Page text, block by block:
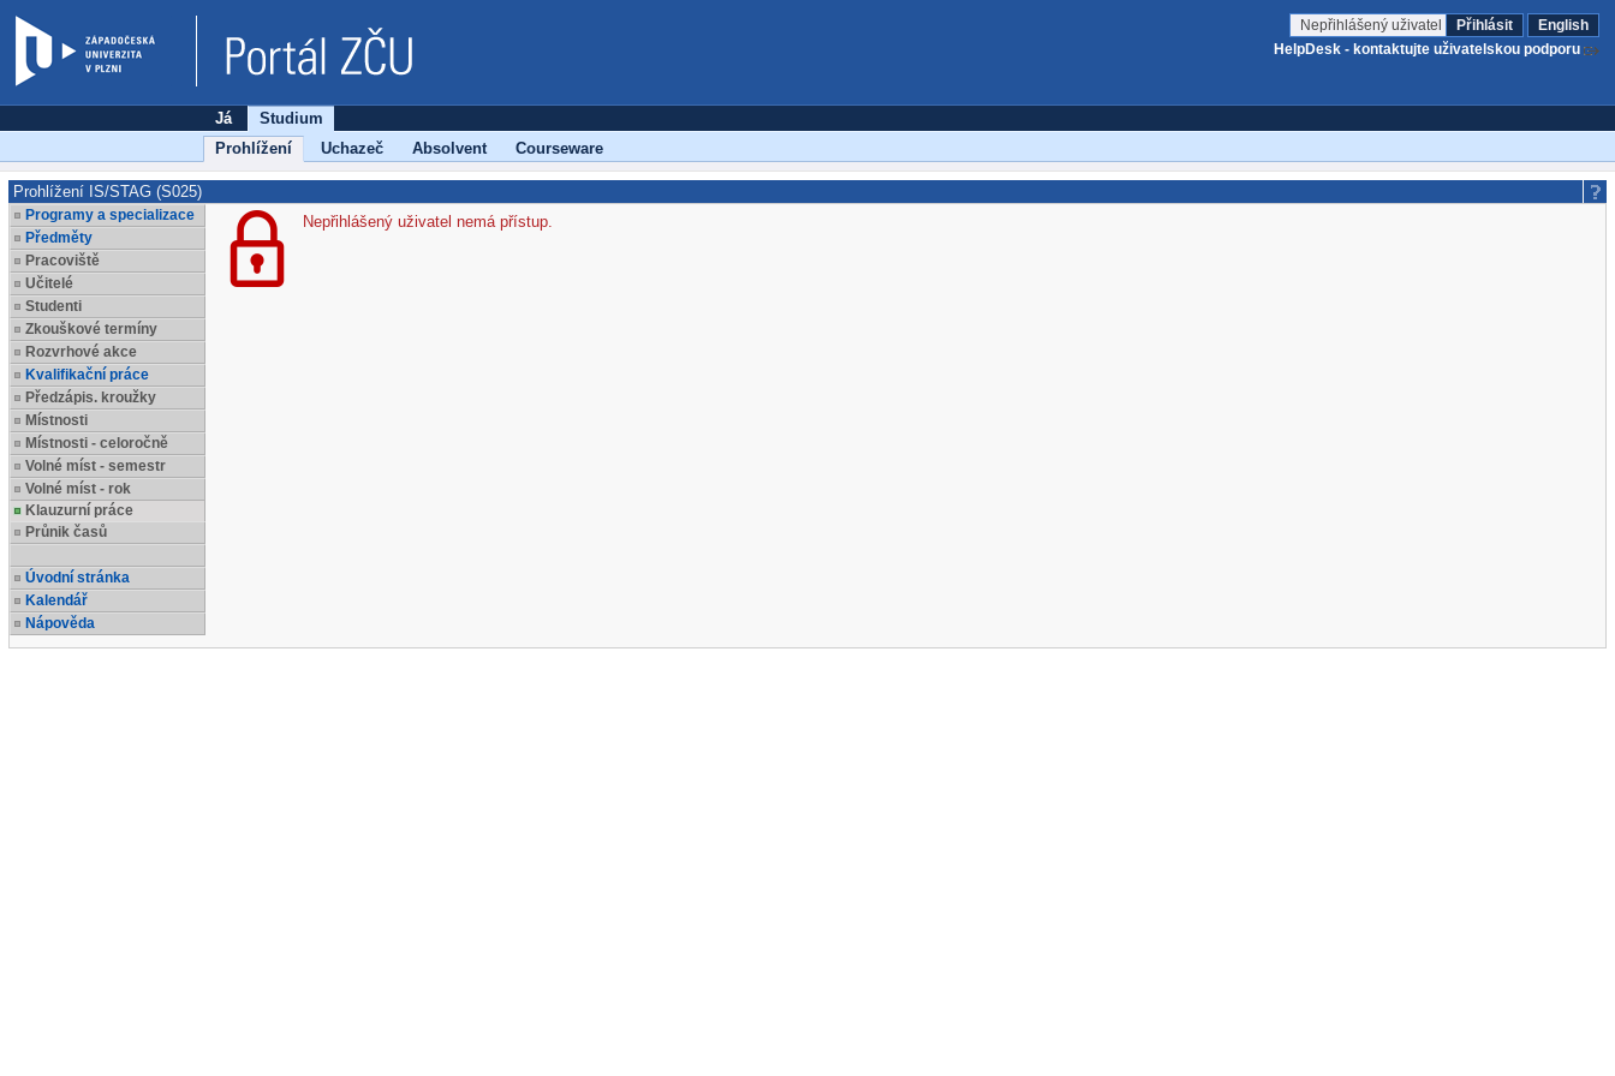
Nepřihlášený uživatel Přihlásit
English
HelpDesk - kontaktujte uživatelskou podporu
Já
Studium
Prohlížení
Uchazeč Absolvent Courseware
Prohlížení IS/STAG (S025)
Programy a specializace
Předměty
Pracoviště
Učitelé
Studenti
Zkouškové termíny
Rozvrhové akce
Kvalifikační práce
Předzápis. kroužky
Místnosti
Místnosti - celoročně
Volné míst - semestr
Volné míst - rok
Klauzurní práce
Průnik časů
Úvodní stránka
Kalendář
Nápověda
Nepřihlášený uživatel nemá přístup.